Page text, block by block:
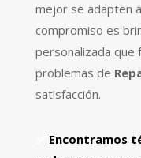
mejor se adapten
compromiso es
personalizada que
problemas de
satisfacción.
Encontramos